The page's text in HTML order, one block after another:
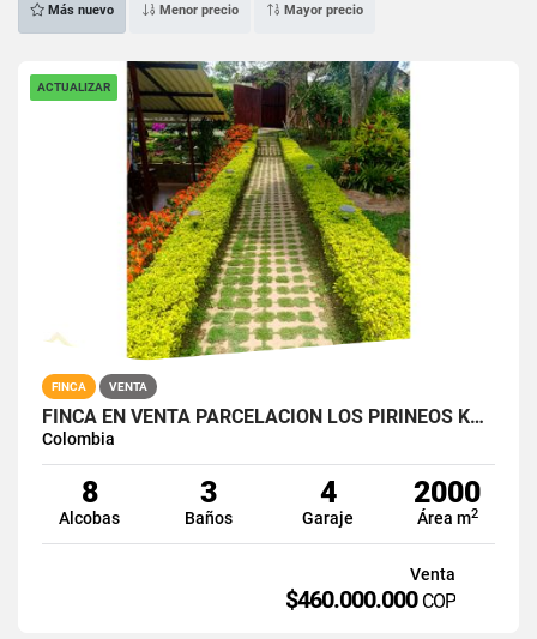
Más nuevo Menor precio Mayor precio
ACTUALIZAR
FINCA VENTA
FINCA EN VENTA PARCELACION LOS PIRINEOS KM 37 VIA QUEREMAL DAGUA
Colombia
8
Alcobas
3
Baños
4
Garaje
2000
Área m2
Venta
$460.000.000 COP